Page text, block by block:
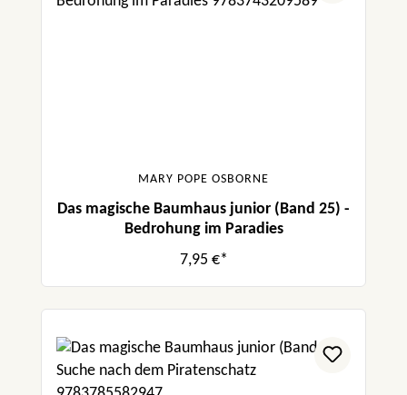
MARY POPE OSBORNE
Das magische Baumhaus junior (Band 25) -
Bedrohung im Paradies
7,95 €*